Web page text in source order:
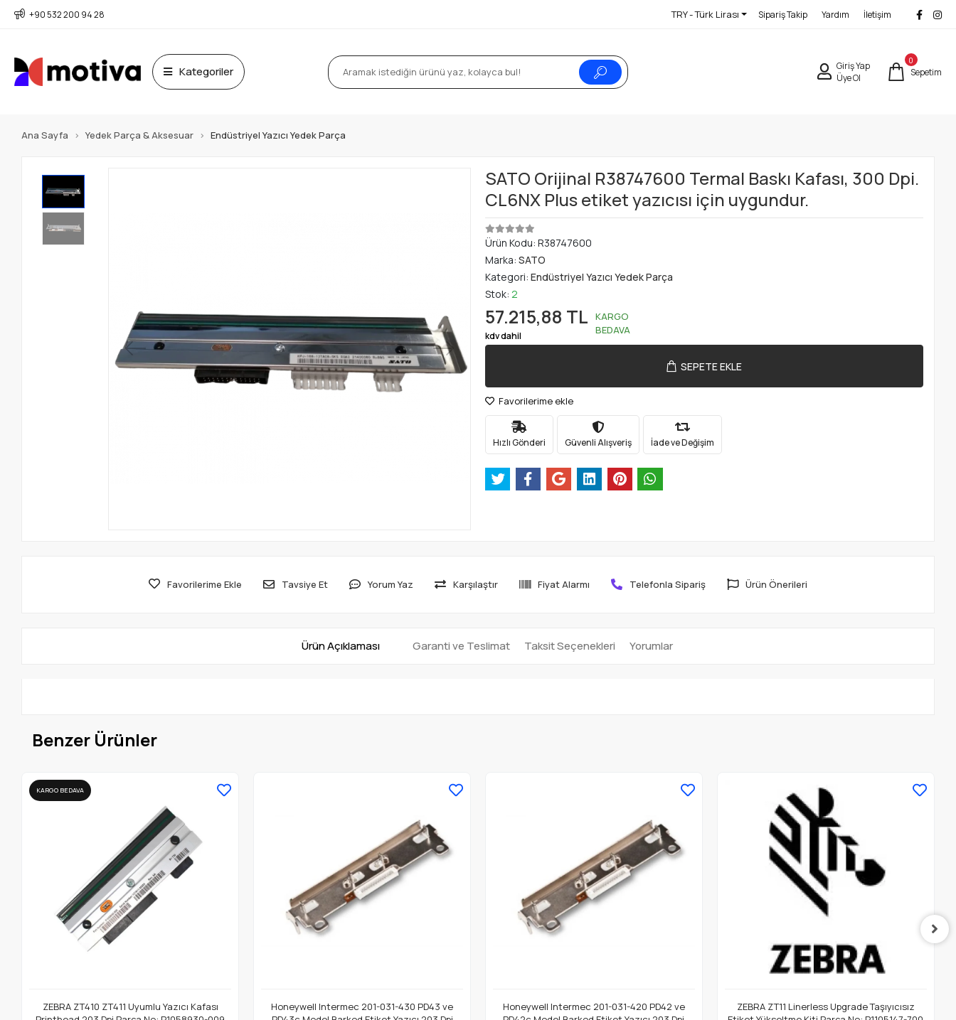
+90 532 200 94 28 TRY - Türk Lirası Sipariş Takip Yardım İletişim
Kategoriler
Giriş Yap
Üye Ol
0
Sepetim
Ana Sayfa Yedek Parça & Aksesuar Endüstriyel Yazıcı Yedek Parça
SATO Orijinal R38747600 Termal Baskı Kafası, 300 Dpi.
CL6NX Plus etiket yazıcısı için uygundur.
Ürün Kodu: R38747600
Marka: SATO
Kategori: Endüstriyel Yazıcı Yedek Parça
Stok: 2
57.215,88 TL
kdv dahil
KARGO
BEDAVA
SEPETE EKLE
Favorilerime ekle
Hızlı Gönderi Güvenli Alışveriş İade ve Değişim
Favorilerime Ekle Tavsiye Et Yorum Yaz Karşılaştır Fiyat Alarmı Telefonla Sipariş Ürün Önerileri
Ürün Açıklaması Garanti ve Teslimat Taksit Seçenekleri Yorumlar
Benzer Ürünler
KARGO BEDAVA
ZEBRA ZT410 ZT411 Uyumlu Yazıcı Kafası
Honeywell Intermec 201-031-430 PD43 ve
Honeywell Intermec 201-031-420 PD42 ve
ZEBRA ZT11 Linerless Upgrade Taşıyıcısız